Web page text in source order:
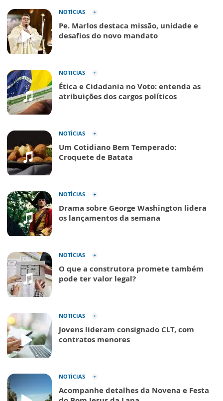
NOTÍCIAS
Pe. Marlos destaca missão, unidade e
desafios do novo mandato
NOTÍCIAS
Ética e Cidadania no Voto: entenda as
atribuições dos cargos políticos
NOTÍCIAS
Um Cotidiano Bem Temperado:
Croquete de Batata
NOTÍCIAS
Drama sobre George Washington lidera
os lançamentos da semana
NOTÍCIAS
O que a construtora promete também
pode ter valor legal?
NOTÍCIAS
Jovens lideram consignado CLT, com
contratos menores
NOTÍCIAS
Acompanhe detalhes da Novena e Festa